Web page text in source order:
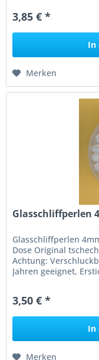
3,85 € *
In
Merken
Glasschliffperlen
Glasschliffperlen
Dose Original
Achtung:
Jahren geeignet,
3,50 € *
In
Merken